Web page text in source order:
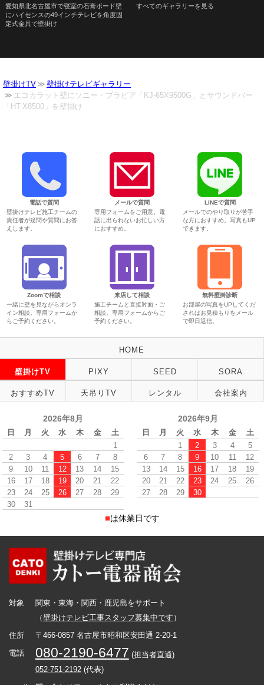
愛知県北名古屋市で寝室の石膏ボード壁
にハイセンスの49インチテレビを角度固
定式金具で壁掛け
すべてのギャラリーを見る
壁掛けTV
壁掛けテレビギャラリー
エコカラット壁にソニー・ブラビア「KJ-65X9500G」とサウンドバー
「HT-X8500」を壁掛け
電話で質問
壁掛けテレビ施工チームの
責任者が疑問や質問にお答
えします。
メールで質問
専用フォームをご用意。電
話に出られないお忙しい方
におすすめ。
LINEで質問
メールでのやり取りが苦手
な方におすすめ。写真もUP
できます。
Zoomで相談
一緒に壁を見ながらオンラ
イン相談。専用フォームか
らご予約ください。
来店して相談
施工チームと直接対面・ご
相談。専用フォームからご
予約ください。
無料壁掛診断
お部屋の写真をUPしてくだ
さればお見積もりをメール
で即日返信。
HOME
壁掛けTV PIXY SEED SORA
おすすめTV 天吊りTV レンタル 会社案内
2026年8月
日 月 火 水 木 金
土
1
2
3 4 5 6 7
8
9
10 11 12 13 14
15
16
17 18 19 20 21
22
23
24 25 26 27 28
29
30
31
2026年9月
日 月 火 水 木 金
土
1
2 3 4
5
6
7 8 9 10 11
12
13
14 15 16 17 18
19
20
21 22 23 24 25
26
27
28 29 30
■は休業日です
対象
関東・東海・関西・鹿児島をサポート
（壁掛けテレビ工事スタッフ募集中です ）
住所
〒466-0857 名古屋市昭和区安田通 2-20-1
電話
080-2190-6477 (担当者直通)
052-751-2192(代表)